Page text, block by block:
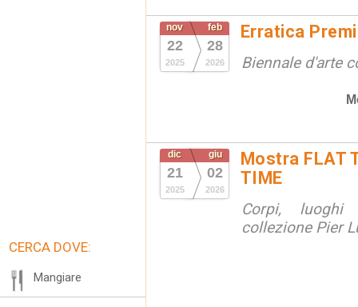
nov
22
2025
feb
28
2026
Erratica
Biennale d'arte
dic
21
2025
giu
02
2026
Mostra FLAT
TIME
Corpi,
collezione Pier
CERCA DOVE:
Mangiare